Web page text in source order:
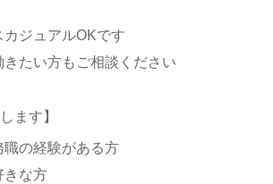
カジュアルOKです
きたい方もご相談ください
ます】
の経験がある方
きな方